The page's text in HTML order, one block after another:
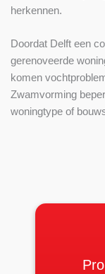
herkennen.
Doordat Delft een
gerenoveerde
komen
Zwamvorming
woningtype of